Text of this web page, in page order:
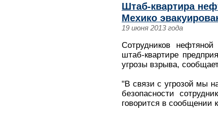
Штаб-квартира
Мехико
19 июня 2013 года
Сотрудников
штаб-квартире
угрозы взрыва,
"В связи с угрозой мы
безопасности
говорится в сообщении